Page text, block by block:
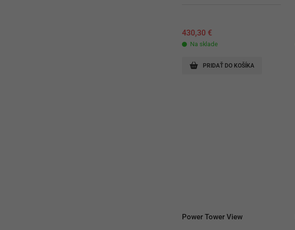
430,30 €
Na sklade
PRIDAŤ DO KOŠÍKA
Power Tower View